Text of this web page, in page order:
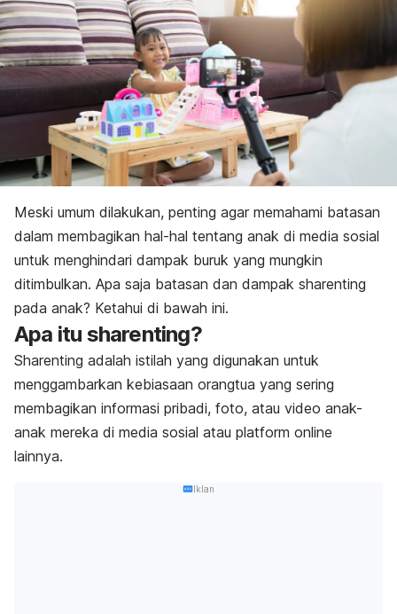
Meski umum dilakukan, penting agar memahami batasan
dalam membagikan hal-hal tentang anak di media sosial
untuk menghindari dampak buruk yang mungkin
ditimbulkan. Apa saja batasan dan dampak sharenting
pada anak? Ketahui di bawah ini.
Apa itu sharenting?
Sharenting adalah istilah yang digunakan untuk
menggambarkan kebiasaan orangtua yang sering
membagikan informasi pribadi, foto, atau video anak-
anak mereka di media sosial atau platform online
lainnya.
Iklan